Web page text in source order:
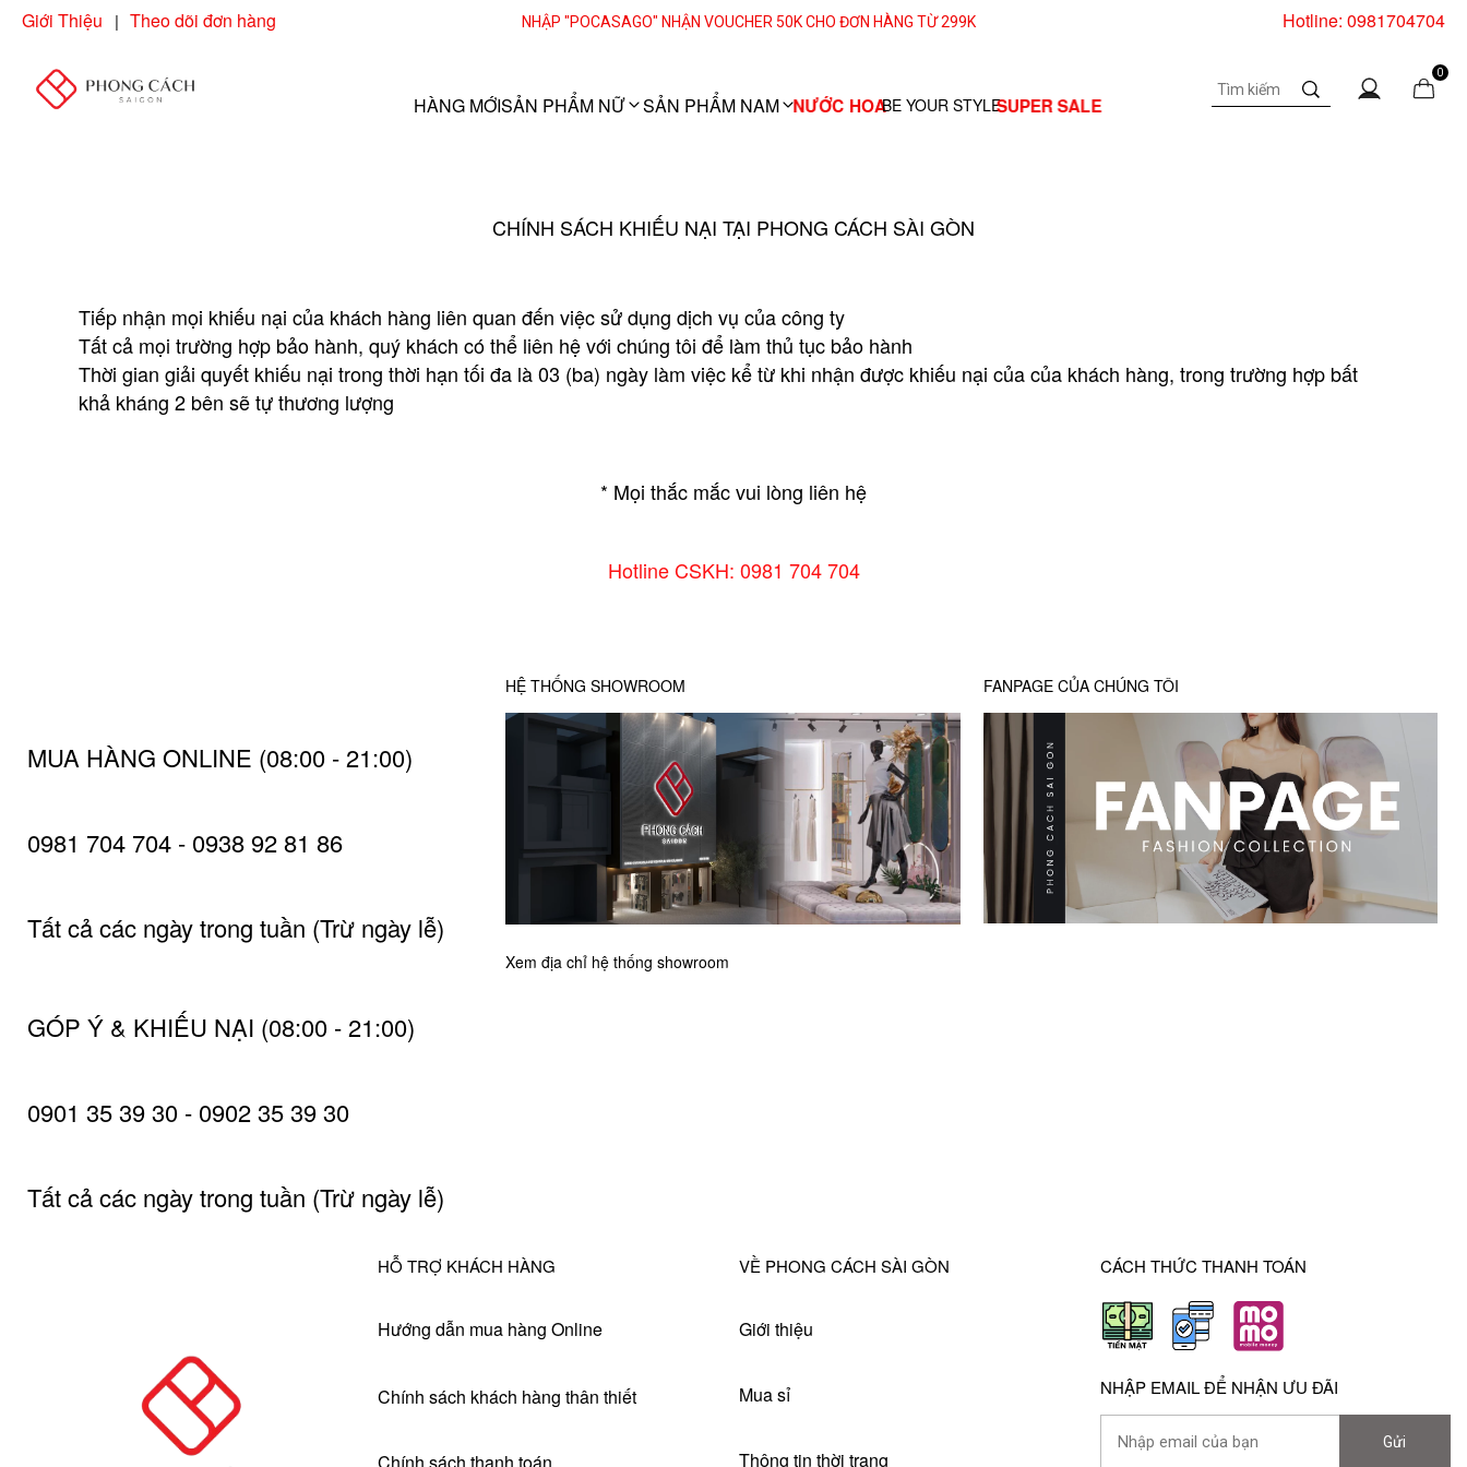
Giới Thiệu | Theo dõi đơn hàng Hotline: 0981704704
NHẬP "POCASAGO" NHẬN VOUCHER 50K CHO ĐƠN HÀNG TỪ 299K
0
HÀNG MỚISẢN PHẨM NỮ SẢN PHẨM NAM NƯỚC HOABE YOUR STYLESUPER SALE
CHÍNH SÁCH KHIẾU NẠI TẠI PHONG CÁCH SÀI GÒN
Tiếp nhận mọi khiếu nại của khách hàng liên quan đến việc sử dụng dịch vụ của công ty
Tất cả mọi trường hợp bảo hành, quý khách có thể liên hệ với chúng tôi để làm thủ tục bảo hành
Thời gian giải quyết khiếu nại trong thời hạn tối đa là 03 (ba) ngày làm việc kể từ khi nhận được khiếu nại của của khách hàng, trong trường hợp bất
khả kháng 2 bên sẽ tự thương lượng
* Mọi thắc mắc vui lòng liên hệ
Hotline CSKH: 0981 704 704
MUA HÀNG ONLINE (08:00 - 21:00)
0981 704 704 - 0938 92 81 86
Tất cả các ngày trong tuần (Trừ ngày lễ)
GÓP Ý & KHIẾU NẠI (08:00 - 21:00)
0901 35 39 30 - 0902 35 39 30
Tất cả các ngày trong tuần (Trừ ngày lễ)
Xem địa chỉ hệ thống showroom
HỆ THỐNG SHOWROOM FANPAGE CỦA CHÚNG TÔI
HỖ TRỢ KHÁCH HÀNG
Hướng dẫn mua hàng Online
Chính sách khách hàng thân thiết
Chính sách thanh toán
VỀ PHONG CÁCH SÀI GÒN
Giới thiệu
Mua sỉ
Thông tin thời trang
CÁCH THỨC THANH TOÁN
NHẬP EMAIL ĐỂ NHẬN ƯU ĐÃI
Gửi